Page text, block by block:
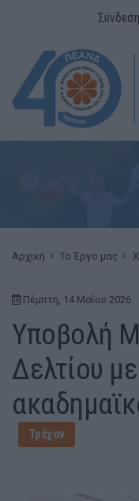
Αρχική Το Έργο μας
Πέμπτη, 14 Μαΐου 2026
Υποβολή
Δελτίου
Τρέχον